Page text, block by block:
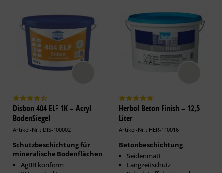
Disbon 404 ELF 1K – Acryl
BodenSiegel
Artikel-Nr.: DIS-100002
Schutzbeschichtung für
mineralische Bodenflächen
AgBB konform
Herbol Beton Finish – 12,5
Liter
Artikel-Nr.: HER-110016
Betonbeschichtung
Seidenmatt
Langzeitschutz